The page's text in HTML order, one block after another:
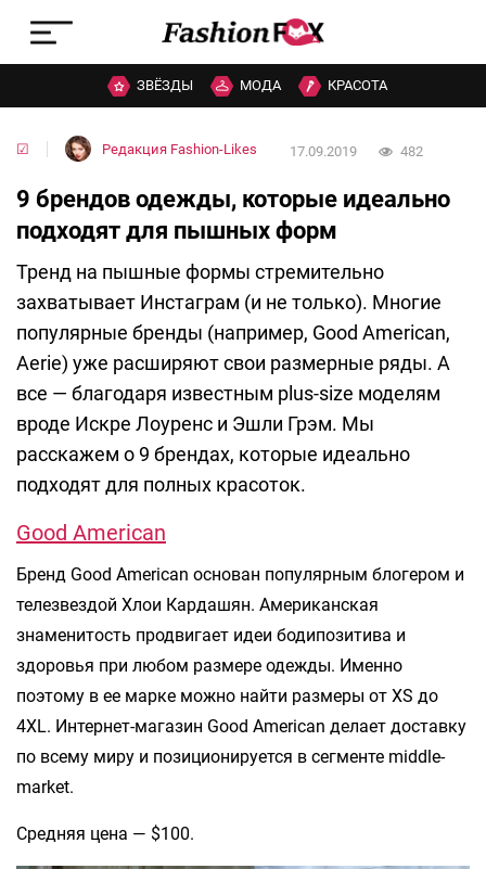
ЗВЁЗДЫ МОДА КРАСОТА
☑ Редакция Fashion-Likes 17.09.2019 482
9 брендов одежды, которые идеально
подходят для пышных форм
Тренд на пышные формы стремительно
захватывает Инстаграм (и не только). Многие
популярные бренды (например, Good American,
Aerie) уже расширяют свои размерные ряды. А
все — благодаря известным plus-size моделям
вроде Искре Лоуренс и Эшли Грэм. Мы
расскажем о 9 брендах, которые идеально
подходят для полных красоток.
Good American
Бренд Good American основан популярным блогером и
телезвездой Хлои Кардашян. Американская
знаменитость продвигает идеи бодипозитива и
здоровья при любом размере одежды. Именно
поэтому в ее марке можно найти размеры от XS до
4XL. Интернет-магазин Good American делает доставку
по всему миру и позиционируется в сегменте middle-
market.
Средняя цена — $100.